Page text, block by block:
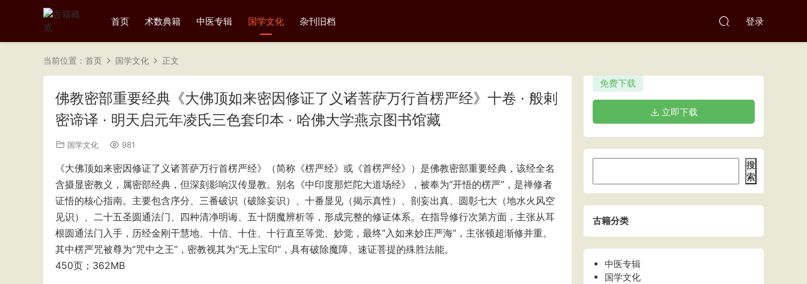
首页 术数典籍 中医专辑 国学文化 杂刊旧档 登录
当前位置： 首页 国学文化 正文
佛教密部重要经典《大佛顶如来密因修证了义诸菩萨万行首楞严经》十卷 · 般剌
密谛译 · 明天启元年凌氏三色套印本 · 哈佛大学燕京图书馆藏
国学文化 981
《大佛顶如来密因修证了义诸菩萨万行首楞严经》（简称《楞严经》或《首楞严经》）是佛教密部重要经典，该经全名
含摄显密教义，属密部经典，但深刻影响汉传显教。别名《中印度那烂陀大道场经》，被奉为“开悟的楞严”，是禅修者
证悟的核心指南。主要包含序分、三番破识（破除妄识）、十番显见（揭示真性）、剖妄出真、圆彰七大（地水火风空
见识）、二十五圣圆通法门、四种清净明诲、五十阴魔辨析等，形成完整的修证体系。在指导修行次第方面，主张从耳
根圆通法门入手，历经金刚干慧地、十信、十住、十行直至等觉、妙觉，最终“入如来妙庄严海”，主张顿超渐修并重。
其中楞严咒被尊为“咒中之王”，密教视其为“无上宝印”，具有破除魔障、速证菩提的殊胜法能。
450页；362MB
免费下载
立即下载
搜
索
古籍分类
中医专辑
国学文化